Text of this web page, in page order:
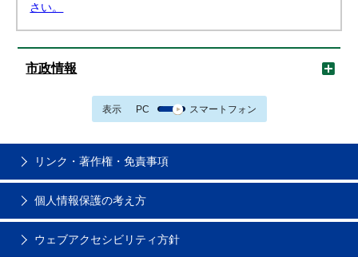
さい。
市政情報
表示 PC スマートフォン
リンク・著作権・免責事項
個人情報保護の考え方
ウェブアクセシビリティ方針